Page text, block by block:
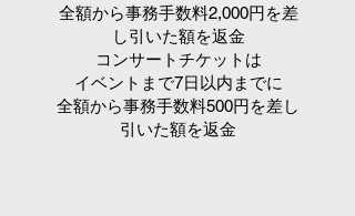
全額から事務手数料2,000円を差
し引いた額を返金
コンサートチケットは
イベントまで7日以内までに
全額から事務手数料500円を差し
引いた額を返金